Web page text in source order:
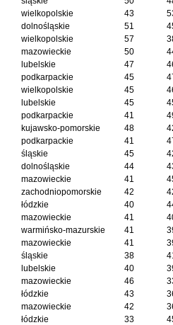
wielkopolskie 43
dolnośląskie 51
wielkopolskie 57
mazowieckie 50
lubelskie 47
podkarpackie 45
wielkopolskie 45
lubelskie 45
podkarpackie 41
kujawsko-pomorskie 48
podkarpackie 41
śląskie 45
dolnośląskie 44
mazowieckie 41
zachodniopomorskie 42
łódzkie 40
mazowieckie 41
warmińsko-mazurskie 41
mazowieckie 41
śląskie 38
lubelskie 40
mazowieckie 46
łódzkie 43
mazowieckie 42
łódzkie 33